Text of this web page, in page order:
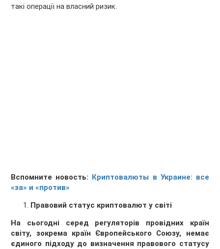
такі операції на власний ризик.
Вспомните новость: Криптовалюты в Украине: все
«за» и «против»
Правовий статус криптовалют у світі
На сьогодні серед регуляторів провідних країн
світу, зокрема країн Європейського Союзу, немає
єдиного підходу до визначення правового статусу